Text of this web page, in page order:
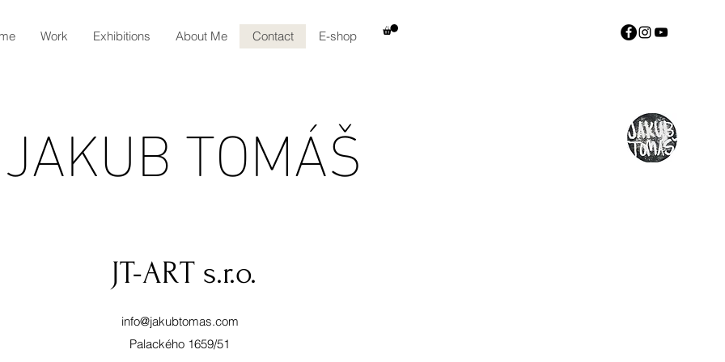
Work Exhibitions About Me Contact E-shop
JAKUB TOMÁŠ
JT-ART s.r.o.
info@jakubtomas.com
Palackého 1659/51